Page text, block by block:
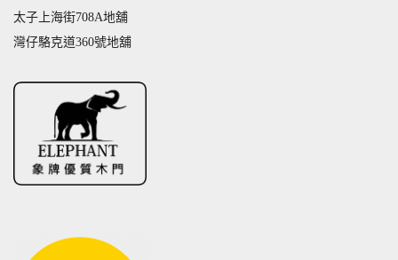
太子上海街708A地舖
灣仔駱克道360號地舖